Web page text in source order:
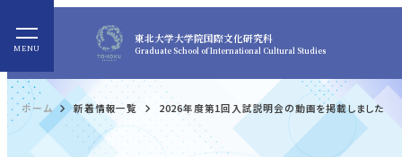
東北大学大学院国際文化研究科
Graduate School of International Cultural Studies
ホーム 新着情報一覧 2026年度第1回入試説明会の動画を掲載しました